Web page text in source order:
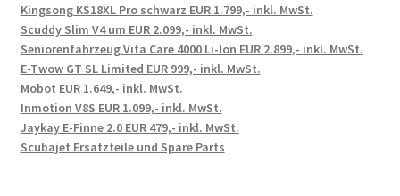
Kingsong KS18XL Pro schwarz EUR 1.799,- inkl. MwSt.
Scuddy Slim V4 um EUR 2.099,- inkl. MwSt.
Seniorenfahrzeug Vita Care 4000 Li-Ion EUR 2.899,- inkl. MwSt.
E-Twow GT SL Limited EUR 999,- inkl. MwSt.
Mobot EUR 1.649,- inkl. MwSt.
Inmotion V8S EUR 1.099,- inkl. MwSt.
Jaykay E-Finne 2.0 EUR 479,- inkl. MwSt.
Scubajet Ersatzteile und Spare Parts